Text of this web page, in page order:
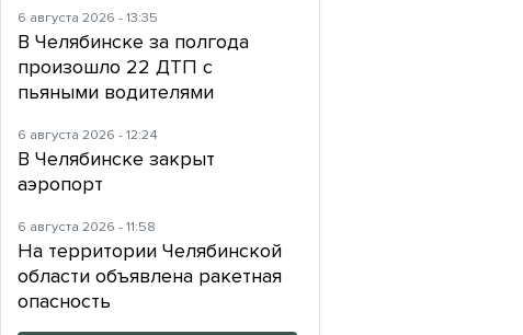
6 августа 2026 - 13:35
В Челябинске за полгода
произошло 22 ДТП с
пьяными водителями
6 августа 2026 - 12:24
В Челябинске закрыт
аэропорт
6 августа 2026 - 11:58
На территории Челябинской
области объявлена ракетная
опасность